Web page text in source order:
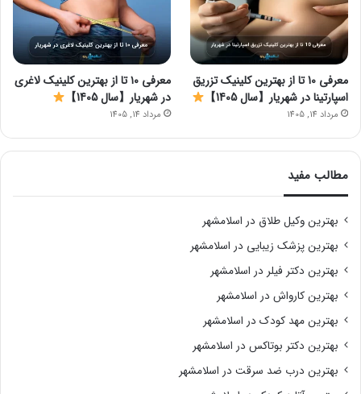
معرفی 10 تا از بهترین کلینیک تزریق
اسپارتینا در شهریار【سال 1405】
مرداد 14, 1405
معرفی ۱۰ تا از بهترین کلینیک لاغری
در شهریار【سال 1405】
مرداد 14, 1405
مطالب مفید
بهترین وکیل طلاق در اسلامشهر
بهترین پزشک زیبایی در اسلامشهر
بهترین دکتر فیلر در اسلامشهر
بهترین کارواش در اسلامشهر
بهترین مهد کودک در اسلامشهر
بهترین دکتر بوتاکس در اسلامشهر
بهترین درب ضد سرقت در اسلامشهر